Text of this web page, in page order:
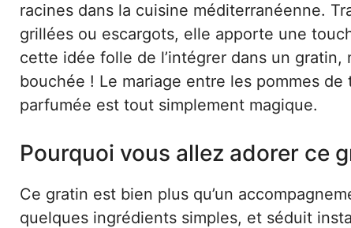
racines dans la cuisine méditerranéenne.
grillées ou escargots, elle apporte une
cette idée folle de l’intégrer dans un
bouchée ! Le mariage entre les pommes
parfumée est tout simplement magique.
Pourquoi vous allez adorer ce
Ce gratin est bien plus qu’un
quelques ingrédients simples, et séduit